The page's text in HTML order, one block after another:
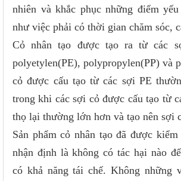
nhiên và khắc phục những điểm
như việc phải có thời gian chăm sóc,
Cỏ nhân tạo được tạo ra từ các
polyetylen(PE), polypropylen(PP) và
cỏ được cấu tạo từ các sợi PE
trong khi các sợi cỏ được cấu tạo từ
thọ lại thường lớn hơn và tạo nên sợi
Sản phẩm cỏ nhân tạo đã được
nhận định là không có tác hại nào
có khả năng tái chế. Không những